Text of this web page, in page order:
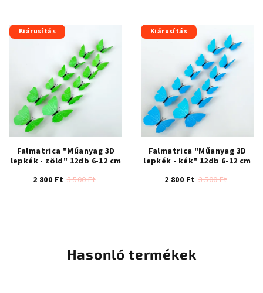
ből
4,7
csillag.
ből
4,3
csillag.
Kiárusítás
Falmatrica "Műanyag 3D
lepkék - zöld" 12db 6-12 cm
2 800 Ft 3 500 Ft
Kiárusítás
Falmatrica "Műanyag 3D
lepkék - kék" 12db 6-12 cm
2 800 Ft 3 500 Ft
Hasonló termékek